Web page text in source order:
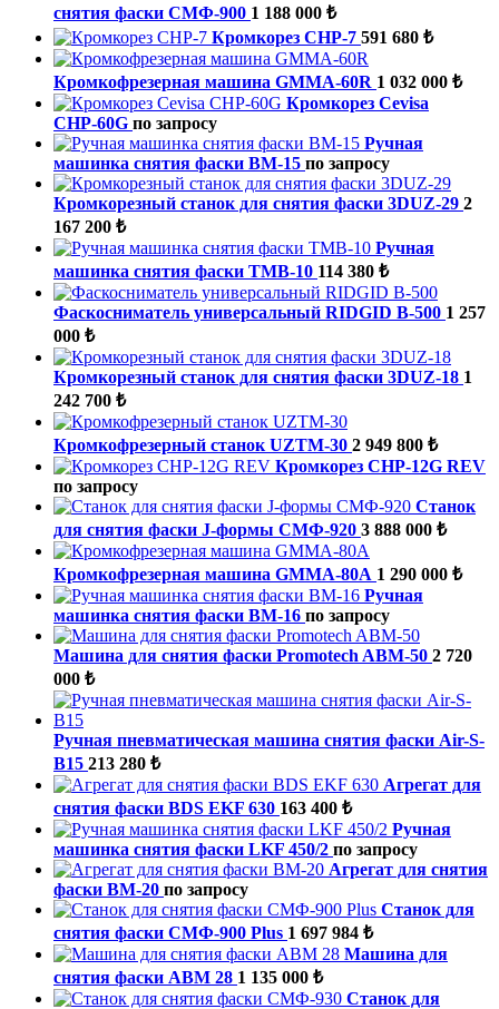
снятия фаски СМФ-900 1 188 000 ₺
Кромкорез CHP-7 591 680 ₺
Кромкофрезерная машина GMMA-60R 1 032 000 ₺
Кромкорез Cevisa
СНР-60G по запросу
Ручная
машинка снятия фаски ВМ-15 по запросу
Кромкорезный станок для снятия фаски 3DUZ-29 2
167 200 ₺
Ручная
машинка снятия фаски ТМВ-10 114 380 ₺
Фаскосниматель универсальный RIDGID В-500 1 257
000 ₺
Кромкорезный станок для снятия фаски 3DUZ-18 1
242 700 ₺
Кромкофрезерный станок UZTM-30 2 949 800 ₺
Кромкорез CHP-12G REV
по запросу
Станок
для снятия фаски J-формы СМФ-920 3 888 000 ₺
Кромкофрезерная машина GMMA-80A 1 290 000 ₺
Ручная
машинка снятия фаски ВМ-16 по запросу
Машина для снятия фаски Promotech ABM-50 2 720
000 ₺
Ручная пневматическая машина снятия фаски Air-S-
B15 213 280 ₺
Агрегат для
снятия фаски BDS EKF 630 163 400 ₺
Ручная
машинка снятия фаски LKF 450/2 по запросу
Агрегат для снятия
фаски ВМ-20 по запросу
Станок для
снятия фаски СМФ-900 Plus 1 697 984 ₺
Машина для
снятия фаски ABM 28 1 135 000 ₺
Станок для